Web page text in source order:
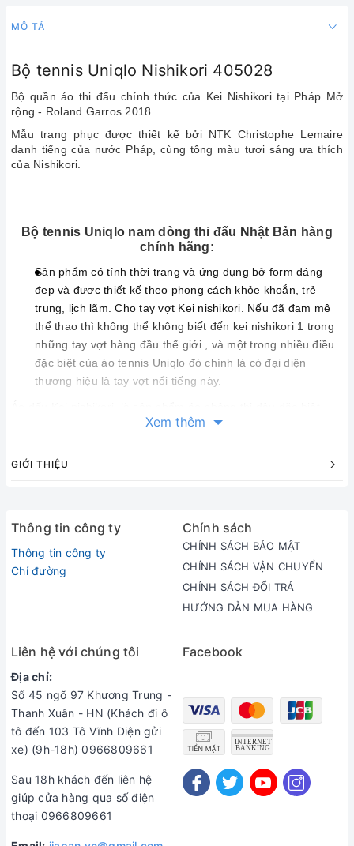
MÔ TẢ
Bộ tennis Uniqlo Nishikori 405028
Bộ quần áo thi đấu chính thức của Kei Nishikori tại Pháp Mở
rộng - Roland Garros 2018.
Mẫu trang phục được thiết kế bởi NTK Christophe Lemaire
danh tiếng của nước Pháp, cùng tông màu tươi sáng ưa thích
của Nishikori.
Bộ tennis Uniqlo nam dòng thi đấu Nhật Bản hàng
chính hãng:
Sản phẩm có tính thời trang và ứng dụng bở form dáng
đẹp và được thiết kế theo phong cách khỏe khoắn, trẻ
trung, lịch lãm. Cho tay vợt Kei nishikori. Nếu đã đam mê
thể thao thì không thể không biết đến kei nishikori 1 trong
những tay vợt hàng đầu thế giới , và một trong nhiều điều
đặc biệt của áo tennis Uniqlo đó chính là có đại diện
thương hiệu là tay vợt nổi tiếng này.
được thiết kế từ chất liệu tốt nhất có khả năng thấm hút mồ hôi
style thiết kế thể thao, trẻ trung và nam tính mạnh mẽ là sự lựa
Áo tennis Uniqlo Kei Nishikori 2018:
tập, cũng như trong những giải đấu đầy thành công của mình. Chính vì
thế, khi mặc áo tennis Uniqlo bạn không những cảm thấy thoải mái mà
còn cho bạn niềm tin và phong độ của tay vợt hàng đầu thế giới.
cực kỳ quan trọng với vận động viên cũng như ban tổ chức. Kei
Xem thêm
GIỚI THIỆU
Thông tin công ty
Thông tin công ty
Chỉ đường
Chính sách
CHÍNH SÁCH BẢO MẬT
CHÍNH SÁCH VẬN CHUYỂN
CHÍNH SÁCH ĐỔI TRẢ
HƯỚNG DẪN MUA HÀNG
Liên hệ với chúng tôi
Địa chỉ:
Số 45 ngõ 97 Khương Trung -
Thanh Xuân - HN (Khách đi ô
tô đến 103 Tô Vĩnh Diện gửi
xe) (9h-18h) 0966809661
Sau 18h khách đến liên hệ
giúp cửa hàng qua số điện
thoại 0966809661
Facebook